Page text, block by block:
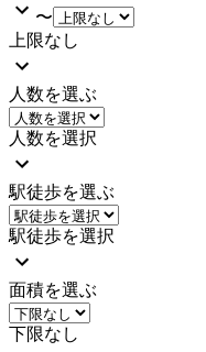
〜
上限なし
人数を選ぶ
人数を選択
駅徒歩を選ぶ
駅徒歩を選択
面積を選ぶ
下限なし